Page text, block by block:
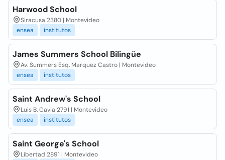
Harwood School
Siracusa 2380 | Montevideo
ensea
institutos
James Summers School Bilingüe
Av. Summers Esq. Marquez Castro | Montevideo
ensea
institutos
Saint Andrew's School
Luis B. Cavia 2791 | Montevideo
ensea
institutos
Saint George's School
Libertad 2891 | Montevideo